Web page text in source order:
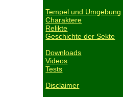
Tempel und Umgebung
Charaktere
Relikte
Geschichte der Sekte
Downloads
Videos
Tests
Disclaimer